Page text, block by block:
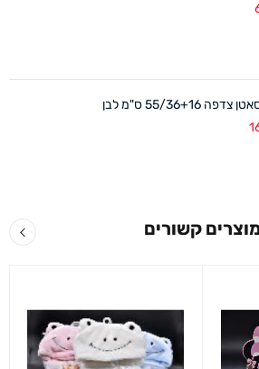
55/36+16 ס"מ לבן
קשורים